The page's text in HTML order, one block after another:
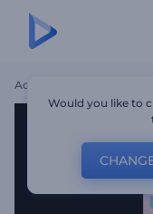
Accueil
Would you like to